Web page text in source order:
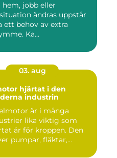
hem, jobb eller
ändras uppstår
ett behov av extra
Ka...
03. aug
i den
industrin
är i många
lika viktig som
är för kroppen. Den
pumpar, fläktar,...